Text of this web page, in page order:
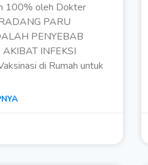
100% oleh Dokter
PARU
PENYEBAB
INFEKSI
di Rumah untuk